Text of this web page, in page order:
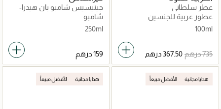
عطر سلطاني
عطور عربية للجنسين
100ml
جينيسيس شامبو بان هيدرا-
فورتيفاينت 250مل
شامبو
250ml
هدايا مجانية الأفضل مبيعاً هدايا مجانية الأفضل مبيعاً